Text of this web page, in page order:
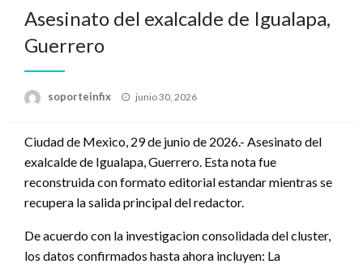
Asesinato del exalcalde de Igualapa,
Guerrero
soporteinfix
Publicado
junio 30, 2026
Ciudad de Mexico, 29 de junio de 2026.- Asesinato del
exalcalde de Igualapa, Guerrero. Esta nota fue
reconstruida con formato editorial estandar mientras se
recupera la salida principal del redactor.
De acuerdo con la investigacion consolidada del cluster,
los datos confirmados hasta ahora incluyen: La